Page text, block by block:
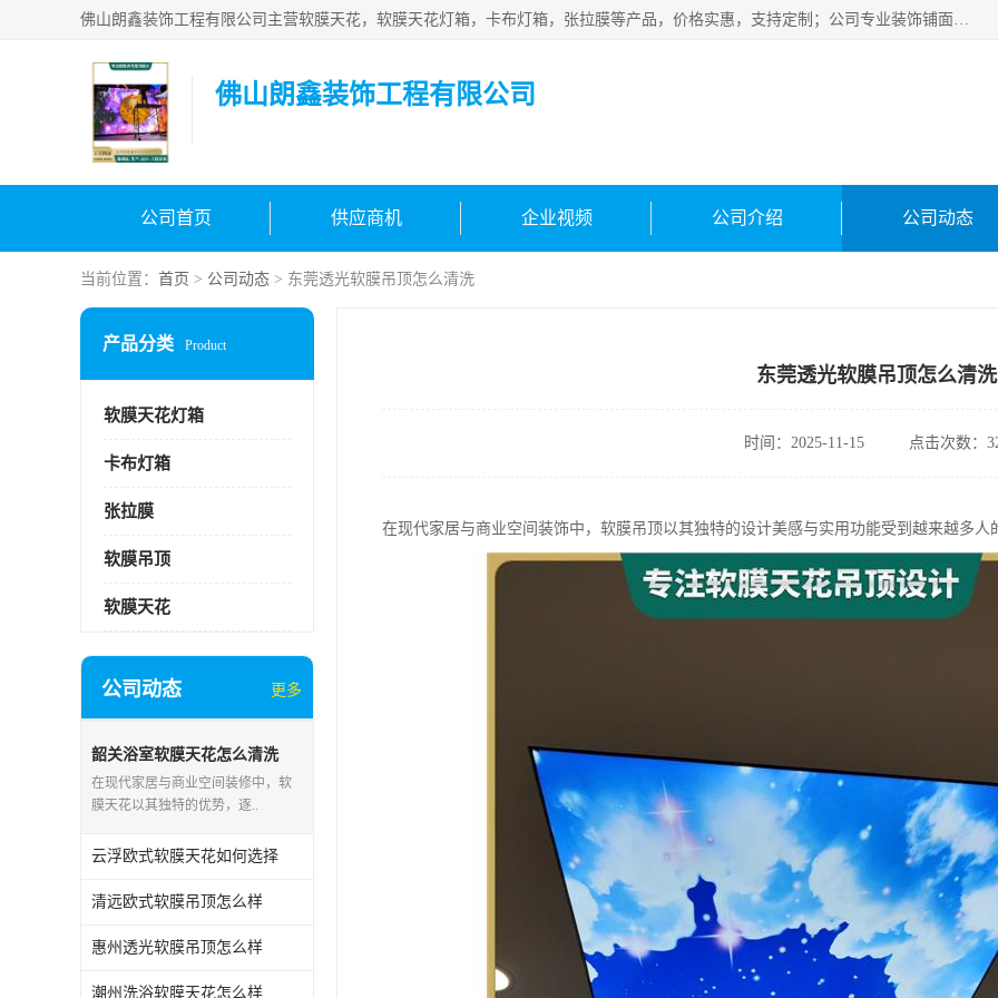
佛山朗鑫装饰工程有限公司主营软膜天花，软膜天花灯箱，卡布灯箱，张拉膜等产品，价格实惠，支持定制；公司专业装饰铺面，家居，会展特装，软膜等工程，技能精良人员，安装快、价格合理，质量保证、热诚与各方有识人士合作，欢迎新老客户来电咨询。
佛山朗鑫装饰工程有限公司
公司首页 供应商机 企业视频 公司介绍 公司动态
当前位置： 首页 > 公司动态 > 东莞透光软膜吊顶怎么清洗
产品分类 Product
软膜天花灯箱
卡布灯箱
张拉膜
软膜吊顶
软膜天花
公司动态 更多
韶关浴室软膜天花怎么清洗
在现代家居与商业空间装修中，软
膜天花以其独特的优势，逐..
云浮欧式软膜天花如何选择
清远欧式软膜吊顶怎么样
惠州透光软膜吊顶怎么样
潮州洗浴软膜天花怎么样
东莞透光软膜吊顶怎么清洗
时间：2025-11-15 点击次数：
在现代家居与商业空间装饰中，软膜吊顶以其独特的设计美感与实用功能受到越来越多人